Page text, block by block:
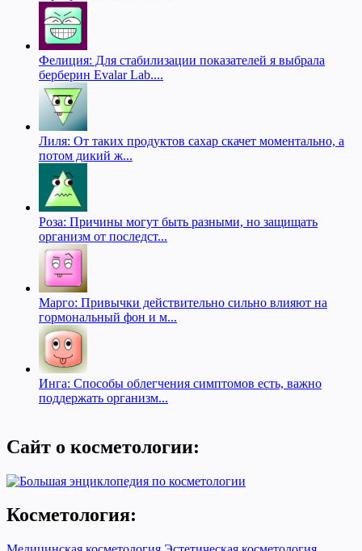
Фелиция: Для стабилизации показателей я выбрала
берберин Evalar Lab....
Лиля: От таких продуктов сахар скачет моментально, а
потом дикий ж...
Роза: Причины могут быть разными, но защищать
организм от последст...
Марго: Привычки действительно сильно влияют на
гормональный фон и м...
Инга: Способы облегчения симптомов есть, важно
поддержать организм...
Сайт о косметологии:
Косметология: